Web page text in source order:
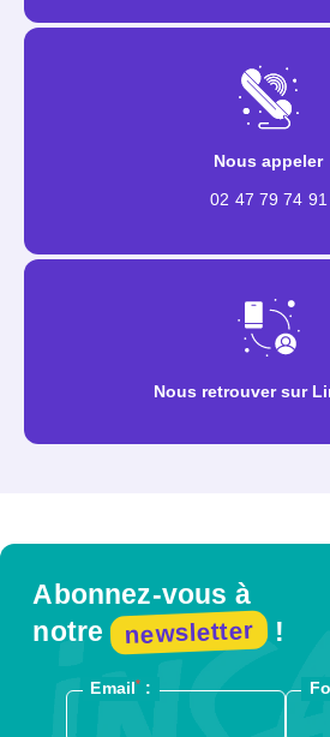
Nous appeler
02 47 79 74 91
Nous retrouver sur
Abonnez-vous à
notre newsletter !
Email * :